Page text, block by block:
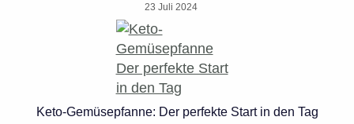
23 Juli 2024
Keto-Gemüsepfanne: Der perfekte Start in den Tag